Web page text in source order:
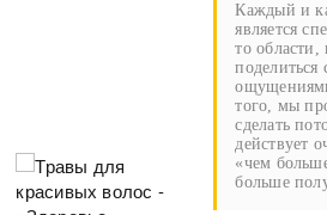
Каждый и
является
то
того, мы
сделать
действует
«чем
больше